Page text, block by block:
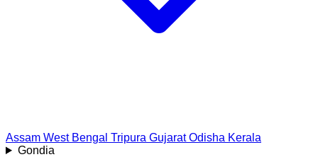
Assam West Bengal Tripura Gujarat Odisha Kerala
Gondia